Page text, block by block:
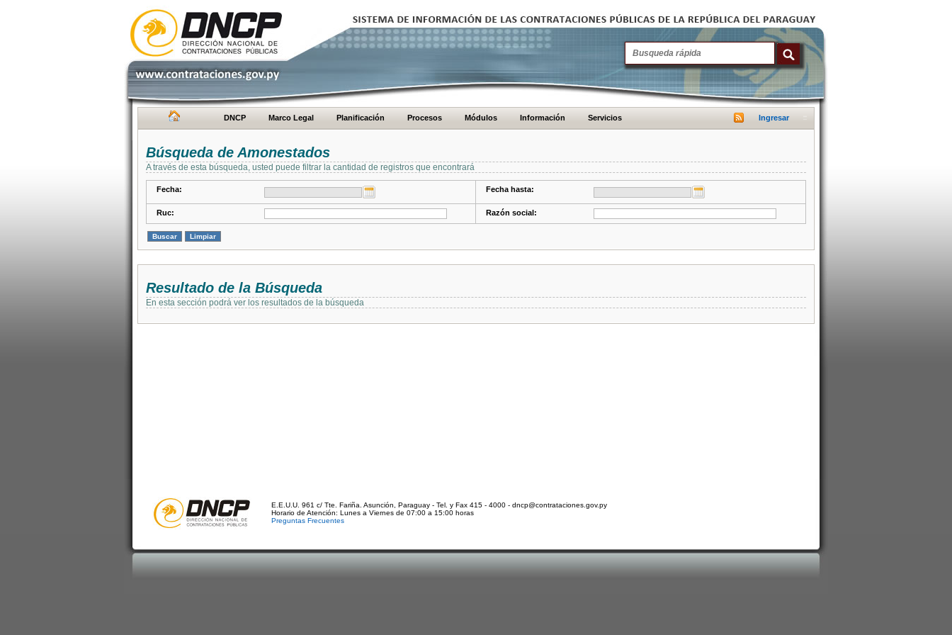
DNCP Marco Legal Planificación Procesos Módulos Información Servicios Ingresar
Búsqueda de Amonestados
A través de esta búsqueda, usted puede filtrar la cantidad de registros que encontrará
Fecha: Fecha hasta:
Ruc: Razón social:
Resultado de la Búsqueda
En esta sección podrá ver los resultados de la búsqueda
E.E.U.U. 961 c/ Tte. Fariña. Asunción, Paraguay - Tel. y Fax 415 - 4000 - dncp@contrataciones.gov.py
Horario de Atención: Lunes a Viernes de 07:00 a 15:00 horas
Preguntas Frecuentes